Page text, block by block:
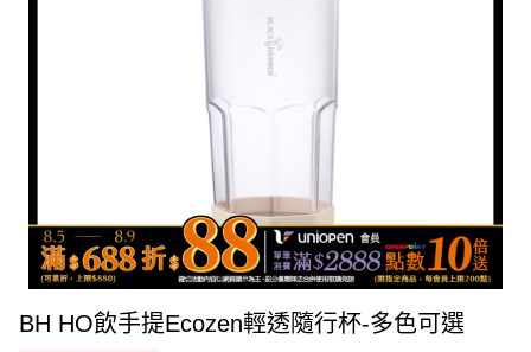
BH HO飲手提Ecozen輕透隨行杯-多色可選